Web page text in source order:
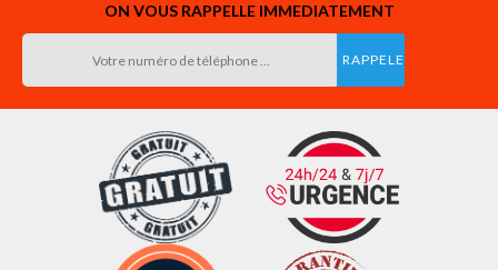
ON VOUS RAPPELLE IMMEDIATEMENT